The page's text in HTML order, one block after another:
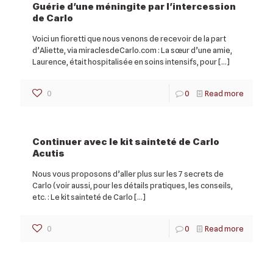
Guérie d’une méningite par l’intercession
de Carlo
Voici un fioretti que nous venons de recevoir de la part
d’Aliette, via miraclesdeCarlo.com : La sœur d’une amie,
Laurence, était hospitalisée en soins intensifs, pour[…]
0 0 Read more
Continuer avec le kit sainteté de Carlo
Acutis
Nous vous proposons d’aller plus sur les 7 secrets de
Carlo (voir aussi, pour les détails pratiques, les conseils,
etc. : Le kit sainteté de Carlo[…]
0 0 Read more